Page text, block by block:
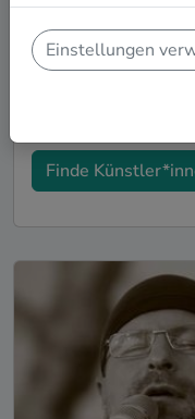
euer JGA zu einem
Idee für besondere
Auf SofaConcerts
in Halle, die genau
Finde
Einstellungen